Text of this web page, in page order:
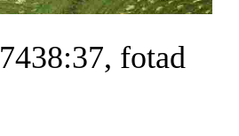
fotad